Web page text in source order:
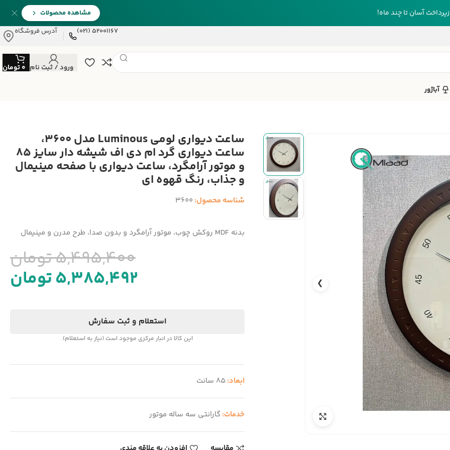
آسان تا چند ماه!
مشاهده محصولات
52001167 (021)
آدرس فروشگاه
ورود / ثبت نام 0تومان
آباژور
❯
ساعت دیواری لومی Luminous مدل 3600،
ساعت دیواری گرد ام دی اف شیشه دار سایز 85
و موتور آرامگرد، ساعت دیواری با صفحه مینیمال
و جذاب، رنگ قهوه ای
شناسه محصول: 3600
بدنه MDF روکش چوب، موتور آرامگرد و بدون صدا، طرح مدرن و مینیمال
5,495,400تومان
5,385,492تومان
استعلام و ثبت سفارش
این کالا در انبار مرکزی موجود است (نیاز به استعلام).
ابعاد:85 سانت
خدمات: گارانتی سه ساله موتور